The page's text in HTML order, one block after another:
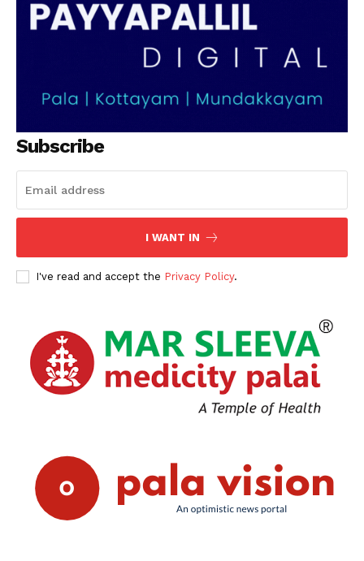
Subscribe
I WANT IN
I've read and accept the Privacy Policy.